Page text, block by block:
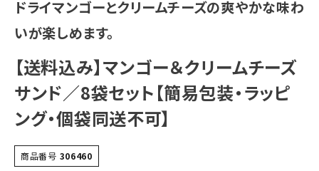
ドライマンゴーとクリームチーズの爽やかな味わ
いが楽しめます。
【送料込み】マンゴー＆クリームチーズ
サンド／8袋セット【簡易包装・ラッピ
ング・個袋同送不可】
商品番号 306460